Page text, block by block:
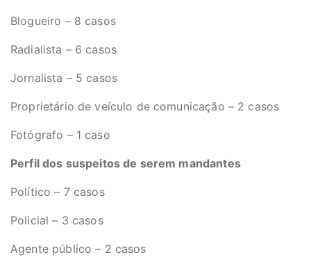
Blogueiro – 8 casos
Radialista – 6 casos
Jornalista – 5 casos
Proprietário de veículo de comunicação – 2 casos
Fotógrafo – 1 caso
Perfil dos suspeitos de serem mandantes
Político – 7 casos
Policial – 3 casos
Agente público – 2 casos